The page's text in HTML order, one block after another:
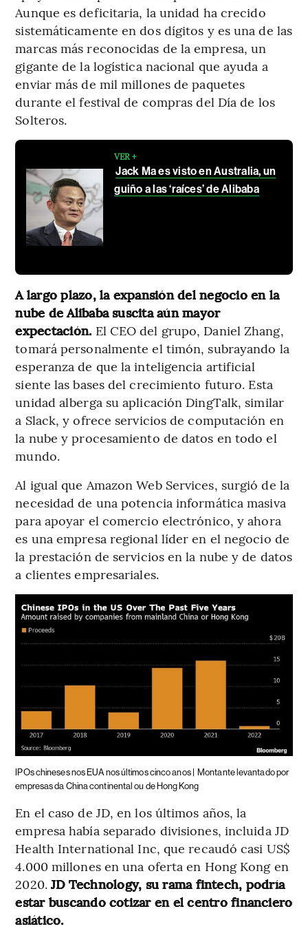
Aunque es deficitaria, la unidad ha crecido
sistemáticamente en dos dígitos y es una de las
marcas más reconocidas de la empresa, un
gigante de la logística nacional que ayuda a
enviar más de mil millones de paquetes
durante el festival de compras del Día de los
Solteros.
VER +
Jack Ma es visto en Australia, un
guiño a las ‘raíces’ de Alibaba
A largo plazo, la expansión del negocio en la
nube de Alibaba suscita aún mayor
expectación. El CEO del grupo, Daniel Zhang,
tomará personalmente el timón, subrayando la
esperanza de que la inteligencia artificial
siente las bases del crecimiento futuro. Esta
unidad alberga su aplicación DingTalk, similar
a Slack, y ofrece servicios de computación en
la nube y procesamiento de datos en todo el
mundo.
Al igual que Amazon Web Services, surgió de la
necesidad de una potencia informática masiva
para apoyar el comercio electrónico, y ahora
es una empresa regional líder en el negocio de
la prestación de servicios en la nube y de datos
a clientes empresariales.
IPOs chineses nos EUA nos últimos cinco anos |
Montante levantado por
empresas da China continental ou de Hong Kong
En el caso de JD, en los últimos años, la
empresa había separado divisiones, incluida JD
Health International Inc, que recaudó casi US$
4.000 millones en una oferta en Hong Kong en
2020. JD Technology, su rama fintech, podría
estar buscando cotizar en el centro financiero
asiático.